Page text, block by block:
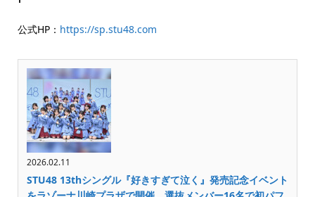
公式HP： https://sp.stu48.com
2026.02.11
STU48 13thシングル『好きすぎて泣く』発売記念イベント